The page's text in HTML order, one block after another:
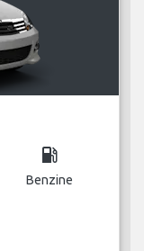
local_gas_station
Benzine